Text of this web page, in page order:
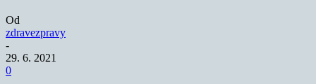
Od
zdravezpravy
-
29. 6. 2021
0